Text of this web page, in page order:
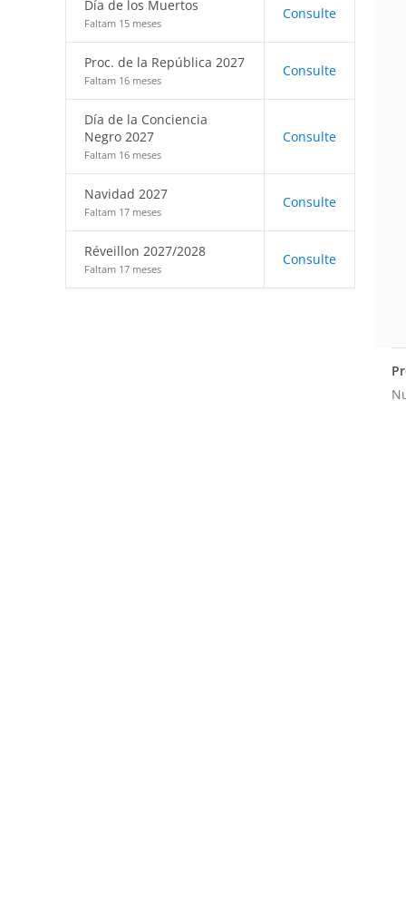
Día de los Muertos
Faltam 15 meses
Consulte
Proc. de la República 2027
Faltam 16 meses
Consulte
Día de la Conciencia
Negro 2027
Faltam 16 meses
Consulte
Navidad 2027
Faltam 17 meses
Consulte
Réveillon 2027/2028
Faltam 17 meses
Consulte